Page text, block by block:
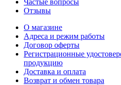
Отзывы
О магазине
Адреса и режим работы
Договор оферты
Регистрационные
продукцию
Доставка и оплата
Возврат и обмен товара